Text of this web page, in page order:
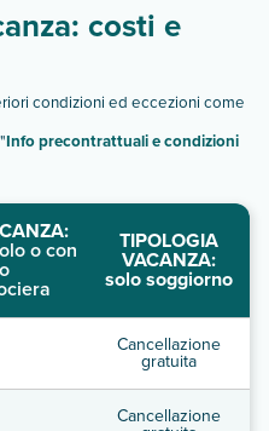
costi e
condizioni ed eccezioni come
Info precontrattuali e condizioni
o con TIPOLOGIA
VACANZA:
solo soggiorno
Cancellazione
gratuita
Cancellazione